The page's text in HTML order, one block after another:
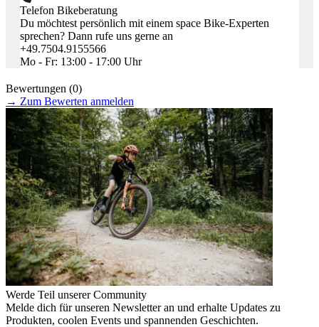
Telefon Bikeberatung
Du möchtest persönlich mit einem space Bike-Experten
sprechen? Dann rufe uns gerne an
+49.7504.9155566
Mo - Fr: 13:00 - 17:00 Uhr
Bewertungen (0)
→ Zum Bewerten anmelden
Werde Teil unserer Community
Melde dich für unseren Newsletter an und erhalte Updates zu
Produkten, coolen Events und spannenden Geschichten.